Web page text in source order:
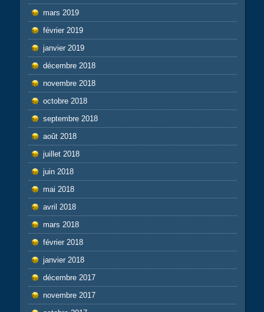
mars 2019
février 2019
janvier 2019
décembre 2018
novembre 2018
octobre 2018
septembre 2018
août 2018
juillet 2018
juin 2018
mai 2018
avril 2018
mars 2018
février 2018
janvier 2018
décembre 2017
novembre 2017